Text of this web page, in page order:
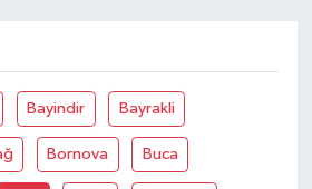
Bayindir Bayrakli
Bornova Buca